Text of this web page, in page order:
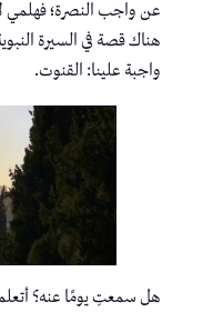
عن واجب النصرة؛ فهلمي
هناك قصة في السيرة
واجبة علينا: القنوت.
هل سمعتِ يومًا عنه؟